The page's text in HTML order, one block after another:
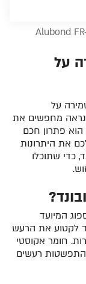
Alubond
על
על
מחפשים את
הוא פתרון חכם
את היתרונות
כדי שתוכלו
המיועד
לקטוע את הרעש
חומר אקוסטי
התפשטות רעשים